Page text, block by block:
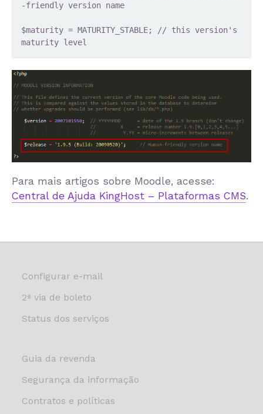
-friendly version name
$maturity = MATURITY_STABLE; // this version's
Para mais artigos sobre Moodle, acesse:
Central de Ajuda KingHost – Plataformas CMS.
Configurar e-mail
2ª via de boleto
Status dos serviços
Guia da revenda
Segurança da informação
Contratos e políticas